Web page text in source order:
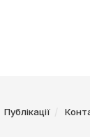
Публікації